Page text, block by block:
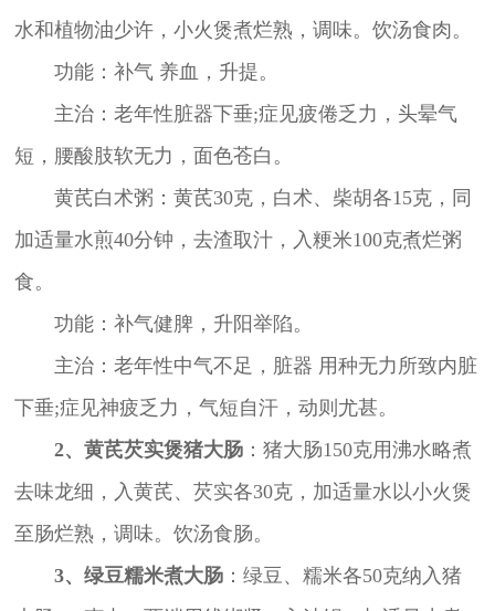
水和植物油少许，小火煲煮烂熟，调味。饮汤食肉。
功能：补气 养血，升提。
主治：老年性脏器下垂;症见疲倦乏力，头晕气
短，腰酸肢软无力，面色苍白。
黄芪白术粥：黄芪30克，白术、柴胡各15克，同
加适量水煎40分钟，去渣取汁，入粳米100克煮烂粥
食。
功能：补气健脾，升阳举陷。
主治：老年性中气不足，脏器 用种无力所致内脏
下垂;症见神疲乏力，气短自汗，动则尤甚。
2、黄芪芡实煲猪大肠：猪大肠150克用沸水略煮
去味龙细，入黄芪、芡实各30克，加适量水以小火煲
至肠烂熟，调味。饮汤食肠。
3、绿豆糯米煮大肠：绿豆、糯米各50克纳入猪